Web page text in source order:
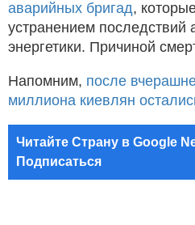
аварийных бригад,
устранением последствий
энергетики. Причиной
Напомним, после
миллиона киевлян
Читайте Страну в Google
Подписаться